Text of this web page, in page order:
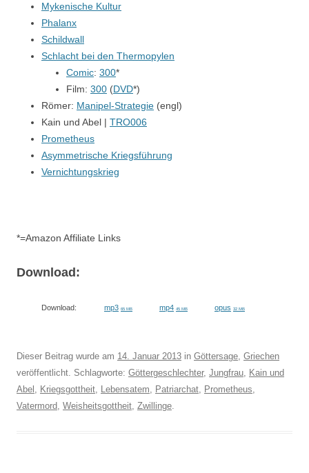
Mykenische Kultur
Phalanx
Schildwall
Schlacht bei den Thermopylen
Comic: 300*
Film: 300 (DVD*)
Römer: Manipel-Strategie (engl)
Kain und Abel | TRO006
Prometheus
Asymmetrische Kriegsführung
Vernichtungskrieg
*=Amazon Affiliate Links
Download:
Download: mp3 65 MB mp4 45 MB opus 32 MB
Dieser Beitrag wurde am 14. Januar 2013 in Göttersage, Griechen
veröffentlicht. Schlagworte: Göttergeschlechter, Jungfrau, Kain und
Abel , Kriegsgottheit, Lebensatem, Patriarchat, Prometheus,
Vatermord, Weisheitsgottheit, Zwillinge.